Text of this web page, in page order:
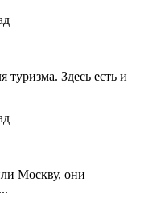
туризма. Здесь есть и
Москву, они